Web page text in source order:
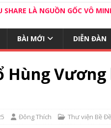
SHARE LÀ NGUỒN GỐC VÔ
BÀI MỚI DIỄN ĐÀN
Hùng
Đông Thích Thư viện Bề Đề